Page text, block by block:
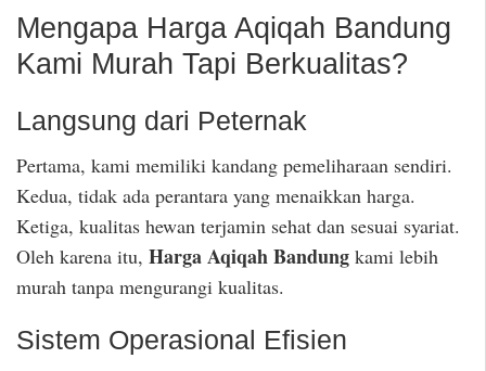
Mengapa Harga Aqiqah Bandung
Kami Murah Tapi Berkualitas?
Langsung dari Peternak
Pertama, kami memiliki kandang pemeliharaan sendiri.
Kedua, tidak ada perantara yang menaikkan harga.
Ketiga, kualitas hewan terjamin sehat dan sesuai syariat.
Oleh karena itu, Harga Aqiqah Bandung kami lebih
murah tanpa mengurangi kualitas.
Sistem Operasional Efisien